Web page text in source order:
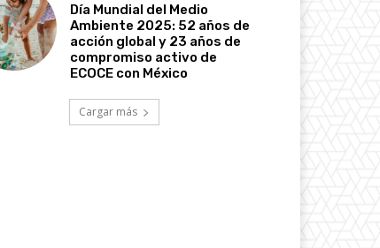
Día Mundial del Medio
Ambiente 2025: 52 años de
acción global y 23 años de
compromiso activo de
ECOCE con México
Cargar más